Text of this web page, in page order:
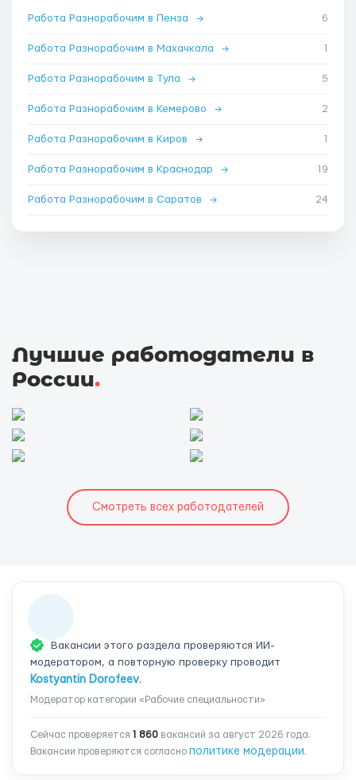
Работа Разнорабочим в Пенза → 6
Работа Разнорабочим в Махачкала → 1
Работа Разнорабочим в Тула → 5
Работа Разнорабочим в Кемерово → 2
Работа Разнорабочим в Киров → 1
Работа Разнорабочим в Краснодар → 19
Работа Разнорабочим в Саратов → 24
Лучшие работодатели в
России.
Смотреть всех работодателей
Вакансии этого раздела проверяются ИИ-
модератором, а повторную проверку проводит
Kostyantin Dorofeev.
Модератор категории «Рабочие специальности»
Сейчас проверяется 1 860 вакансий за август 2026 года.
Вакансии проверяются согласно политике модерации.